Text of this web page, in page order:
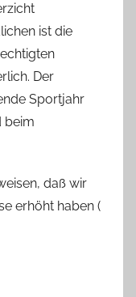
ist die
Der
Sportjahr
beim
daß wir
erhöht haben (